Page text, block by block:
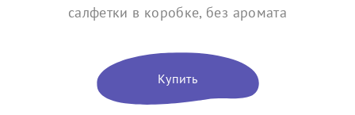
салфетки в коробке, без аромата
Купить